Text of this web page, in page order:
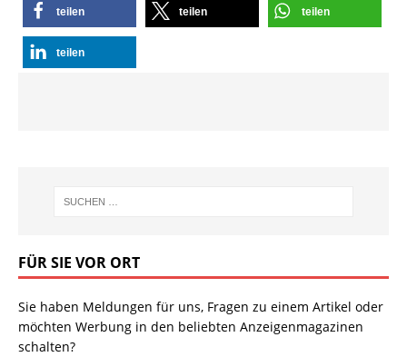
teilen teilen teilen
teilen
FÜR SIE VOR ORT
Sie haben Meldungen für uns, Fragen zu einem Artikel oder
möchten Werbung in den beliebten Anzeigenmagazinen
schalten?